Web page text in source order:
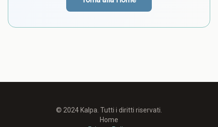
© 2024 Kalpa. Tutti i diritti riservati.
Home